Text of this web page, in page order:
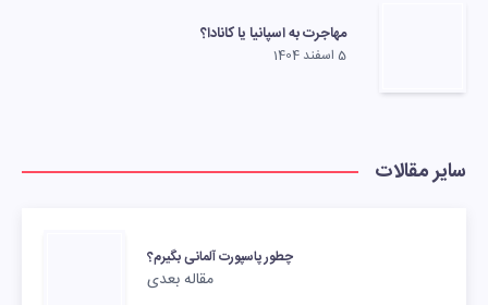
مهاجرت به اسپانیا یا کانادا؟
5 اسفند 1404
سایر مقالات
چطور پاسپورت آلمانی بگیرم؟
مقاله بعدی